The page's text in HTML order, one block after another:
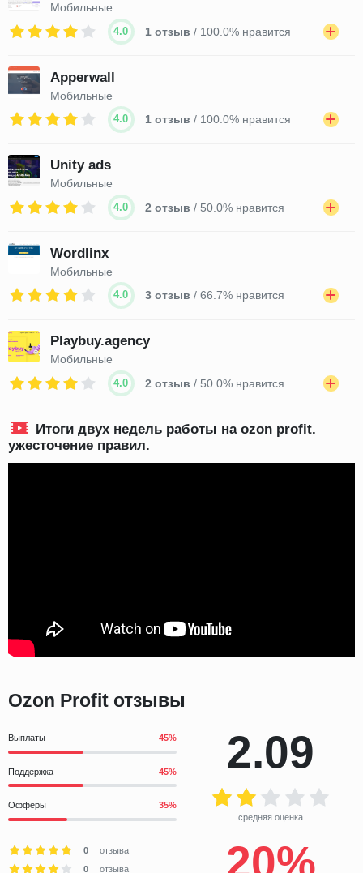
Мобильные
4.0 1 отзыв / 100.0% нравится
Apperwall
Мобильные
4.0 1 отзыв / 100.0% нравится
Unity ads
Мобильные
4.0 2 отзыв / 50.0% нравится
Wordlinx
Мобильные
4.0 3 отзыв / 66.7% нравится
Playbuy.agency
Мобильные
4.0 2 отзыв / 50.0% нравится
Итоги двух недель работы на ozon profit.
ужесточение правил.
Ozon Profit отзывы
Выплаты
Поддержка
Офферы
2.09
средняя оценка
0
отзыва
0
отзыва 20%